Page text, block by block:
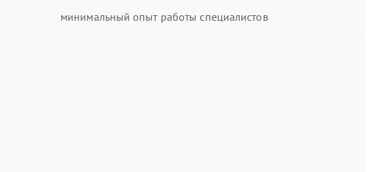
минимальный опыт работы специалистов